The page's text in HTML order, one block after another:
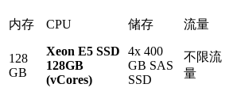
内存 CPU 储存 流量
128
GB
Xeon E5 SSD
128GB
(vCores)
4x 400
GB SAS
SSD
不限流
量